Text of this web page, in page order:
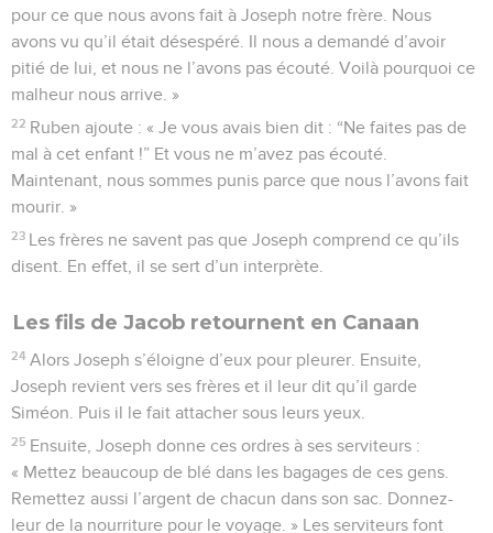
pour ce que nous avons fait à Joseph notre frère. Nous
avons vu qu’il était désespéré. Il nous a demandé d’avoir
pitié de lui, et nous ne l’avons pas écouté. Voilà pourquoi ce
malheur nous arrive. »
22 Ruben ajoute : « Je vous avais bien dit : “Ne faites pas de
mal à cet enfant !” Et vous ne m’avez pas écouté.
Maintenant, nous sommes punis parce que nous l’avons fait
mourir. »
23 Les frères ne savent pas que Joseph comprend ce qu’ils
disent. En effet, il se sert d’un interprète.
Les fils de Jacob retournent en Canaan
24 Alors Joseph s’éloigne d’eux pour pleurer. Ensuite,
Joseph revient vers ses frères et il leur dit qu’il garde
Siméon. Puis il le fait attacher sous leurs yeux.
25 Ensuite, Joseph donne ces ordres à ses serviteurs :
« Mettez beaucoup de blé dans les bagages de ces gens.
Remettez aussi l’argent de chacun dans son sac. Donnez-
leur de la nourriture pour le voyage. » Les serviteurs font